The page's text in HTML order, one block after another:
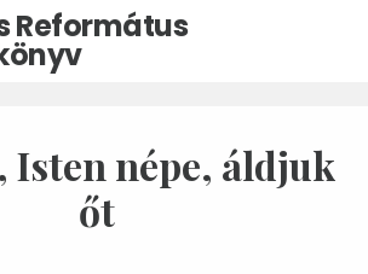
Református
Isten népe, áldjuk
őt